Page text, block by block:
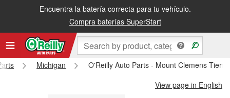
Encuentra la batería correcta para tu vehículo.
Compra baterías SuperStart
Recibe tu orden gratis al día siguiente o recógela en la tienda
Michigan
O'Reilly Auto Parts - Mount Clemens
View page in English